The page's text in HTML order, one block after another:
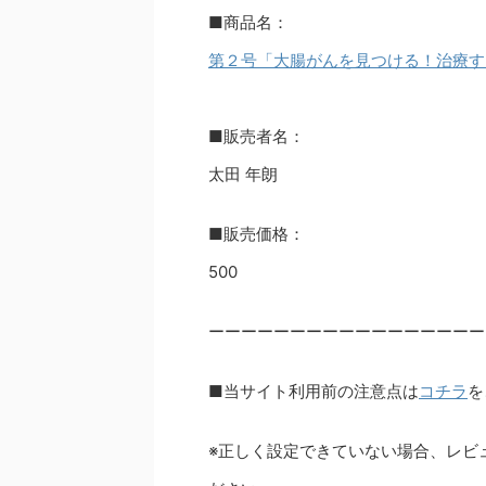
■商品名：
第２号「大腸がんを見つける！治療
■販売者名：
太田 年朗
■販売価格：
500
ーーーーーーーーーーーーーーーー
■当サイト利用前の注意点はコチラ
※正しく設定できていない場合、レ